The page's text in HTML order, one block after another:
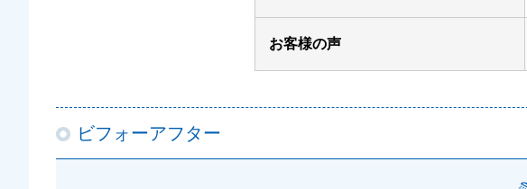
お客様の声
ビフォーアフター